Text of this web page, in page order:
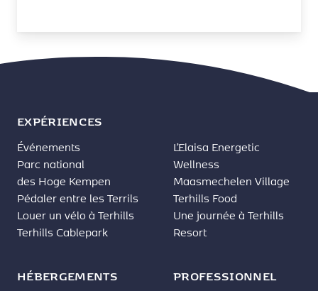
EXPÉRIENCES
Événements
Parc national
des Hoge Kempen
Pédaler entre les Terrils
Louer un vélo à Terhills
Terhills Cablepark
L’Elaisa Energetic
Wellness
Maasmechelen Village
Terhills Food
Une journée à Terhills
Resort
HÉBERGEMENTS PROFESSIONNEL